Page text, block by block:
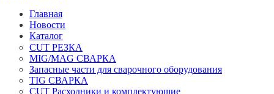
Главная
Новости
Каталог
CUT РЕЗКА
MIG/MAG СВАРКА
Запасные части для сварочного оборудования
TIG СВАРКА
CUT Расходники и комплектующие